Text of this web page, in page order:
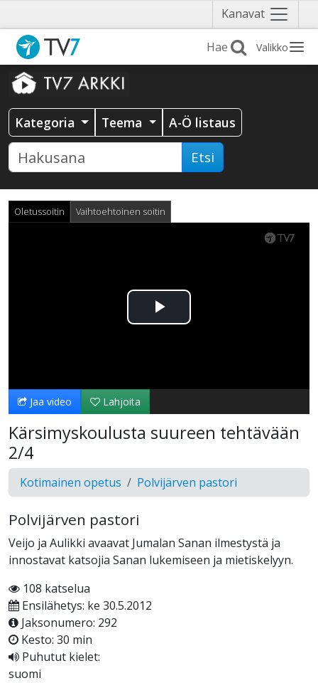
Kanavat Näytä
valikko
Valikko
Kategoria Teema A-Ö listaus
Etsi
Oletussoitin Vaihtoehtoinen soitin
Toista
Jaa video Lahjoita
Kärsimyskoulusta suureen tehtävään
2/4
Kotimainen opetus Polvijärven pastori
Polvijärven pastori
Veijo ja Aulikki avaavat Jumalan Sanan ilmestystä ja
innostavat katsojia Sanan lukemiseen ja mietiskelyyn.
108 katselua
Ensilähetys: ke 30.5.2012
Jaksonumero: 292
Kesto: 30 min
Puhutut kielet:
suomi